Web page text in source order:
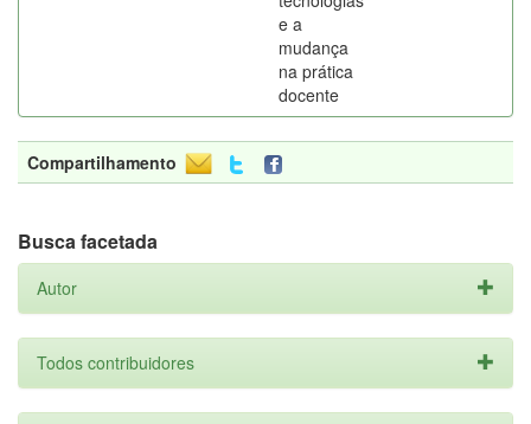
e a
mudança
na prática
docente
Compartilhamento
Busca facetada
Autor
Todos contribuidores